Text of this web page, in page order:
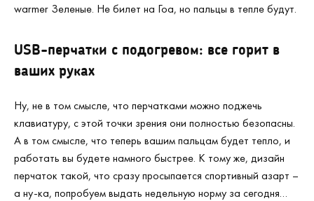
warmer Зеленые. Не билет на Гоа, но пальцы в тепле будут.
USB-перчатки с подогревом: все горит в
ваших руках
Ну, не в том смысле, что перчатками можно поджечь
клавиатуру, с этой точки зрения они полностью безопасны.
А в том смысле, что теперь вашим пальцам будет тепло, и
работать вы будете намного быстрее. К тому же, дизайн
перчаток такой, что сразу просыпается спортивный азарт –
а ну-ка, попробуем выдать недельную норму за сегодня…